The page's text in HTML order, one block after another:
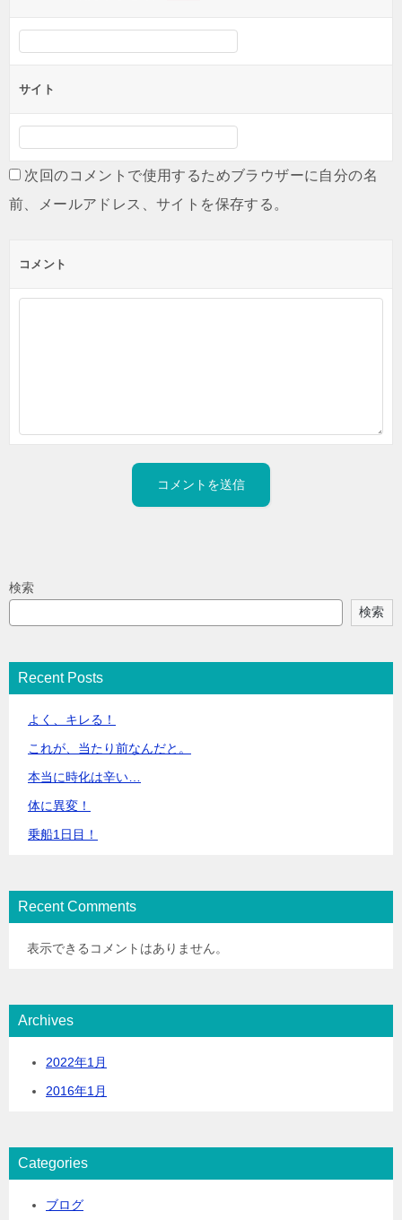
サイト
次回のコメントで使用するためブラウザーに自分の名
前、メールアドレス、サイトを保存する。
コメント
検索
検索
Recent Posts
よく、キレる！
これが、当たり前なんだと。
本当に時化は辛い…
体に異変！
乗船1日目！
Recent Comments
表示できるコメントはありません。
Archives
2022年1月
2016年1月
Categories
ブログ